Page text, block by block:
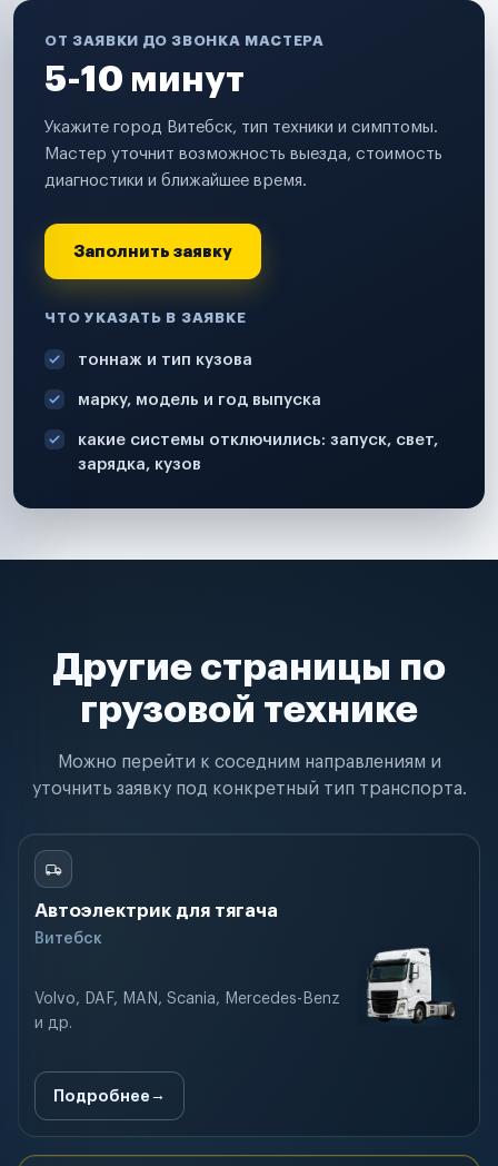
ОТ ЗАЯВКИ ДО ЗВОНКА МАСТЕРА
5-10 минут
Укажите город Витебск, тип техники и симптомы.
Мастер уточнит возможность выезда, стоимость
диагностики и ближайшее время.
Заполнить заявку
ЧТО УКАЗАТЬ В ЗАЯВКЕ
тоннаж и тип кузова
марку, модель и год выпуска
какие системы отключились: запуск, свет,
зарядка, кузов
Другие страницы по
грузовой технике
Можно перейти к соседним направлениям и
уточнить заявку под конкретный тип транспорта.
Автоэлектрик для тягача
Витебск
Volvo, DAF, MAN, Scania, Mercedes-Benz
и др.
Подробнее